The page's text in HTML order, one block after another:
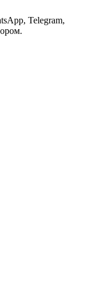
Telegram,